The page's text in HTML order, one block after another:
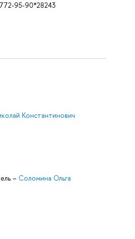
95-90*28243
Константинович
– Соломина Ольга